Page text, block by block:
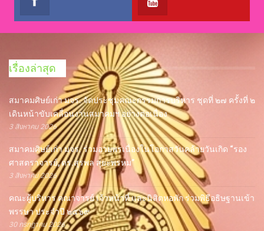
เรื่องล่าสุด
สมาคมศิษย์เก่า มจร. จัดประชุมคณะกรรมการบริหาร ชุดที่ ๒๗ ครั้งที่ ๒
เดินหน้าขับเคลื่อนงานสมาคมฯ อย่างต่อเนื่อง
3 สิงหาคม 2026
สมาคมศิษย์เก่า มจร. ร่วมอวยพรเนื่องในโอกาสวันคล้ายวันเกิด “รอง
ศาสตราจารย์, ดร.สุรพล สุยะพรหม”
3 สิงหาคม 2026
คณะผู้บริหาร คณาจารย์ เจ้าหน้าที่ และนิสิตหอพัก ร่วมพิธีอธิษฐานเข้า
พรรษา ประจำปี ๒๕๖๙
30 กรกฎาคม 2026